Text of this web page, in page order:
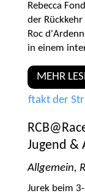
Rebecca
der
Roc
in einem
MEHR
Jugend &
Allgemein,
Jurek beim